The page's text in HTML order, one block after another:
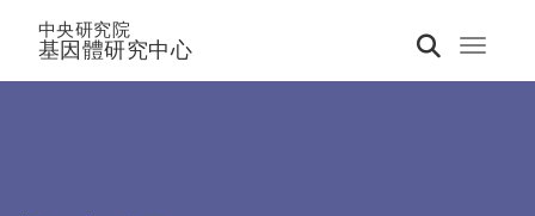
Toggle
中央研究院
基因體研究中心